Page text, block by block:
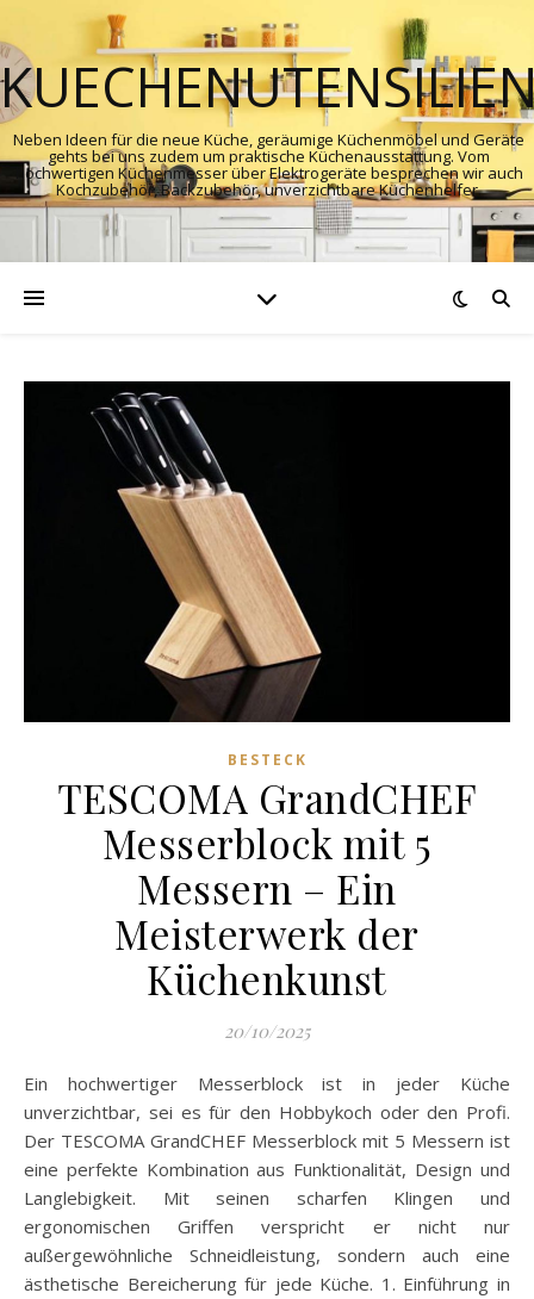
Neben Ideen für die neue Küche, geräumige Küchenmöbel und Geräte
gehts bei uns zudem um praktische Küchenausstattung. Vom
hochwertigen Küchenmesser über Elektrogeräte besprechen wir auch
Kochzubehör, Backzubehör, unverzichtbare Küchenhelfer.
BESTECK
TESCOMA GrandCHEF
Messerblock mit 5
Messern – Ein
Meisterwerk der
Küchenkunst
20/10/2025
Ein hochwertiger Messerblock ist in jeder Küche
unverzichtbar, sei es für den Hobbykoch oder den Profi.
Der TESCOMA GrandCHEF Messerblock mit 5 Messern ist
eine perfekte Kombination aus Funktionalität, Design und
Langlebigkeit. Mit seinen scharfen Klingen und
ergonomischen Griffen verspricht er nicht nur
außergewöhnliche Schneidleistung, sondern auch eine
ästhetische Bereicherung für jede Küche. 1. Einführung in